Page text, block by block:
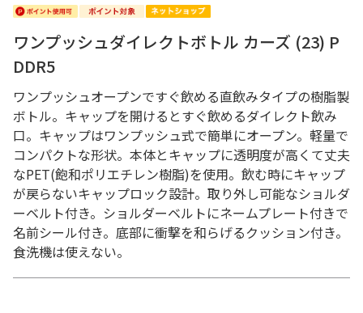
ワンプッシュダイレクトボトル カーズ (23) P
DDR5
ワンプッシュオープンですぐ飲める直飲みタイプの樹脂製
ボトル。キャップを開けるとすぐ飲めるダイレクト飲み
口。キャップはワンプッシュ式で簡単にオープン。軽量で
コンパクトな形状。本体とキャップに透明度が高くて丈夫
なPET(飽和ポリエチレン樹脂)を使用。飲む時にキャップ
が戻らないキャップロック設計。取り外し可能なショルダ
ーベルト付き。ショルダーベルトにネームプレート付きで
名前シール付き。底部に衝撃を和らげるクッション付き。
食洗機は使えない。